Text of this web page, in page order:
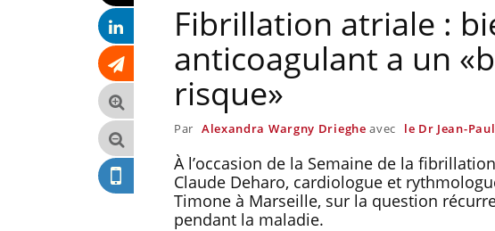
Fibrillation atriale :
anticoagulant a un
risque»
Par Alexandra Wargny Drieghe avec le Dr Jean-
À l’occasion de la Semaine de la
Claude Deharo, cardiologue et
Timone à Marseille, sur la question
pendant la maladie.